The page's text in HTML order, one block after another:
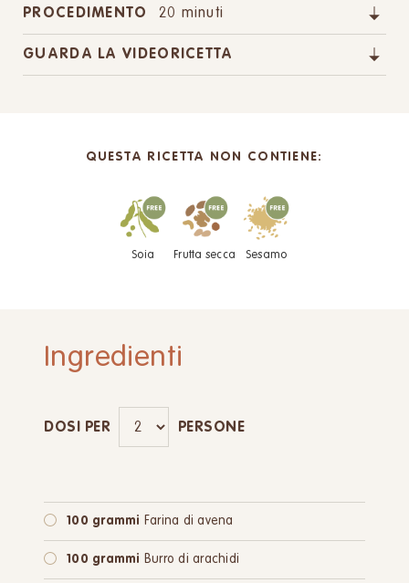
PROCEDIMENTO 20 minuti
GUARDA LA VIDEORICETTA
QUESTA RICETTA NON CONTIENE:
Soia Frutta secca Sesamo
Ingredienti
DOSI PER PERSONE
100 grammi Farina di avena
100 grammi Burro di arachidi